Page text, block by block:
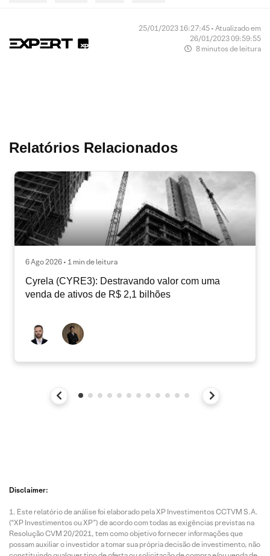
25/01/2023 16:27:45 • Atualizado em
26/01/2023 09:59:55
8 minutos de leitura
Relatórios Relacionados
6 Ago 2026 • 1 min de leitura
Cyrela (CYRE3): Destravando valor com uma
venda de ativos de R$ 2,1 bilhões
Disclaimer:
Este relatório de análise foi elaborado pela XP Investimentos CCTVM S.A.
(“XP Investimentos ou XP”) de acordo com todas as exigências previstas na
Resolução CVM 20/2021, tem como objetivo fornecer informações que
possam auxiliar o investidor a tomar sua própria decisão de investimento, não